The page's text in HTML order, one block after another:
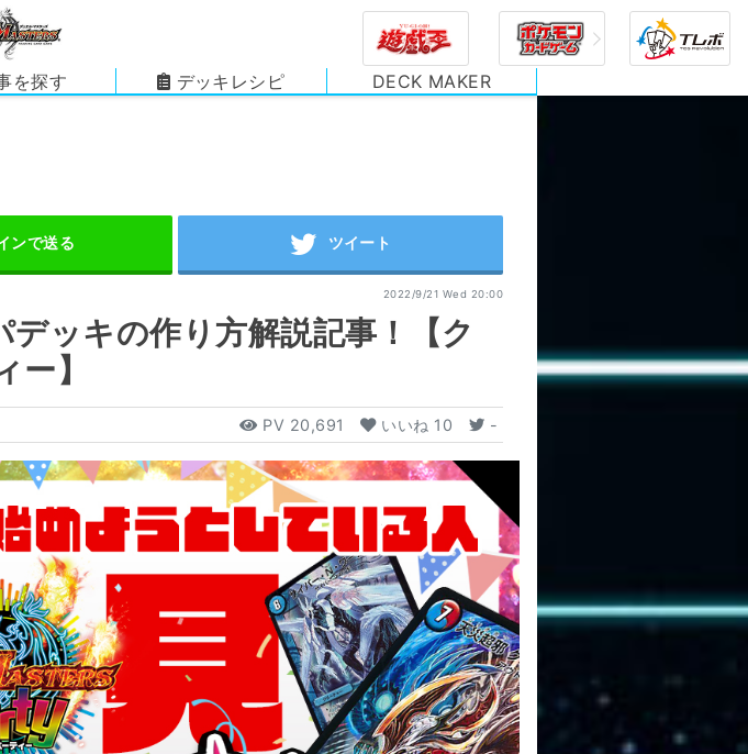
を探す デッキレシピ DECK MAKER
2022/9/21 Wed 20:00
デッキの作り方解説記事！【ク
】
PV 20,691 いいね 10 -